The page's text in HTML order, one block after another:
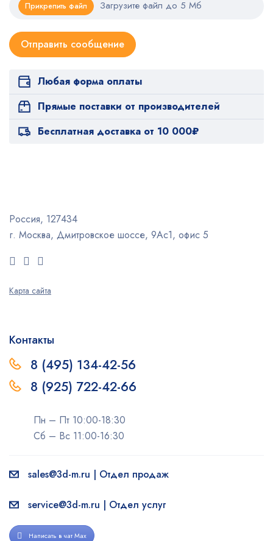
Прикрепить файл Загрузите файл до 5 Мб
Любая форма оплаты
Прямые поставки от производителей
Бесплатная доставка от 10 000₽
Россия, 127434
г. Москва, Дмитровское шоссе, 9Ас1, офис 5
Карта сайта
Контакты
8 (495) 134-42-56
8 (925) 722-42-66
Пн – Пт 10:00-18:30
Сб – Вс 11:00-16:30
sales@3d-m.ru | Отдел продаж
service@3d-m.ru | Отдел услуг
Написать в чат Max